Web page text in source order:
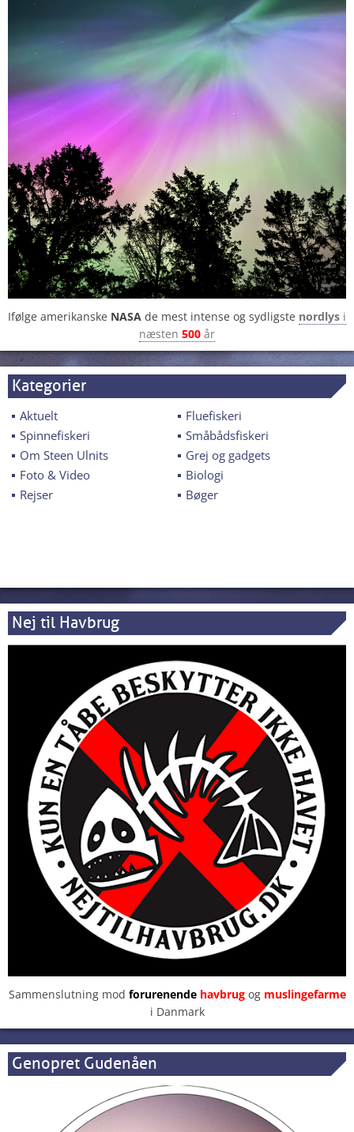
Ifølge amerikanske NASA de mest intense og sydligste nordlys i
næsten 500 år
Kategorier
Aktuelt
Fluefiskeri
Spinnefiskeri
Småbådsfiskeri
Om Steen Ulnits
Grej og gadgets
Foto & Video
Biologi
Rejser
Bøger
Nej til Havbrug
Sammenslutning mod forurenendehavbrugog muslingefarme
i Danmark
Genopret Gudenåen